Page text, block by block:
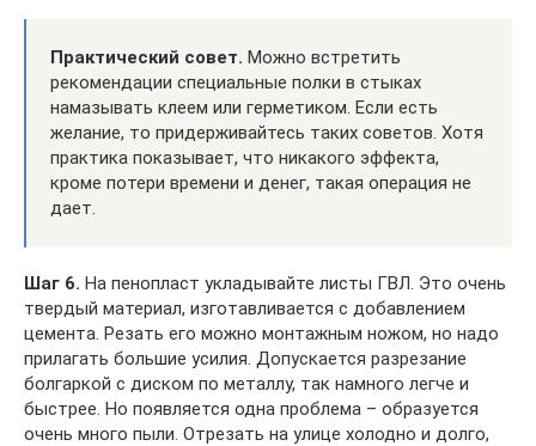
Практический совет. Можно встретить
рекомендации специальные полки в стыках
намазывать клеем или герметиком. Если есть
желание, то придерживайтесь таких советов. Хотя
практика показывает, что никакого эффекта,
кроме потери времени и денег, такая операция не
дает.
Шаг 6. На пенопласт укладывайте листы ГВЛ. Это очень
твердый материал, изготавливается с добавлением
цемента. Резать его можно монтажным ножом, но надо
прилагать большие усилия. Допускается разрезание
болгаркой с диском по металлу, так намного легче и
быстрее. Но появляется одна проблема – образуется
очень много пыли. Отрезать на улице холодно и долго,